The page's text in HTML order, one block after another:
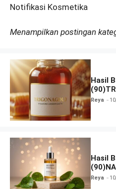
Notifikasi Kosmetika
Menampilkan postingan
Hasil
dan
Reya
Hasil
dan
Reya